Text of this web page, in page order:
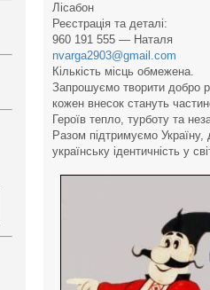
Лісабон
Реєстрація та деталі:
960 191 555 — Наталя
nvarga2903@gmail.com
Кількість місць обмежена.
Запрошуємо творити добро
кожен внесок стануть
Героїв тепло, турботу та
Разом підтримуємо Україну,
українську ідентичність у